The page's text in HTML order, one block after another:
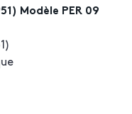
Modèle PER 09